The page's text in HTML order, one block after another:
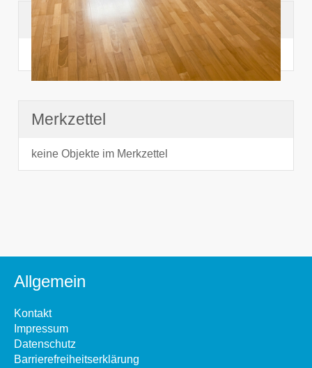
Suchhistorie
noch nichts angesehen
Merkzettel
keine Objekte im Merkzettel
Allgemein
Kontakt
Impressum
Datenschutz
Barrierefreiheitserklärung